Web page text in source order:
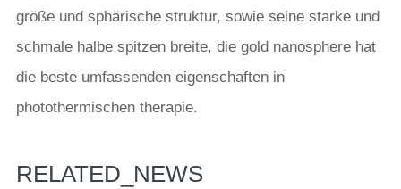
größe und sphärische struktur, sowie seine starke und
schmale halbe spitzen breite, die gold nanosphere hat
die beste umfassenden eigenschaften in
photothermischen therapie.
RELATED_NEWS